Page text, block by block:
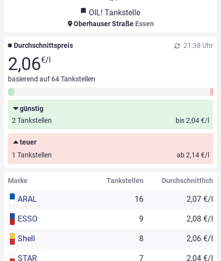
OIL! Tankstelle
Oberhauser Straße Essen
Durchschnittspreis 21:38 Uhr
2,06€/l
basierend auf 64Tankstellen
günstig
2 Tankstellen
bis 2,04 €/l
teuer
1 Tankstellen
ab 2,14 €/l
Marke Tankstellen Durchschnittlich
ARAL 16 2,07 €/l
ESSO 9 2,08 €/l
Shell 8 2,06 €/l
STAR 7 2,04 €/l